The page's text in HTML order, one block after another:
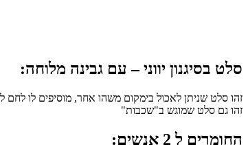
סלט בסיגנון יווני – עם גבינה מלוחה:
זהו סלט שניתן לאכול בימקום משהו אחר, מוסיפים לו
זהו גם סלט שמוגש ב"שכבות"
החומרים ל 2 אנשים: